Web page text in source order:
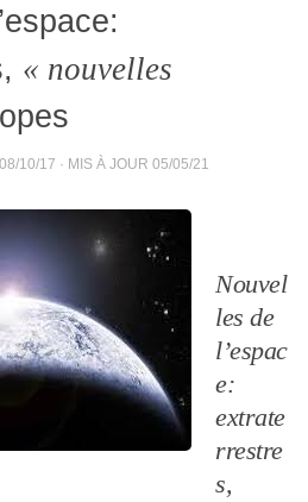
« nouvelles
08/10/17 · MIS À JOUR 05/05/21
Nouvel
les de
l’espac
e:
extrate
rrestre
s,